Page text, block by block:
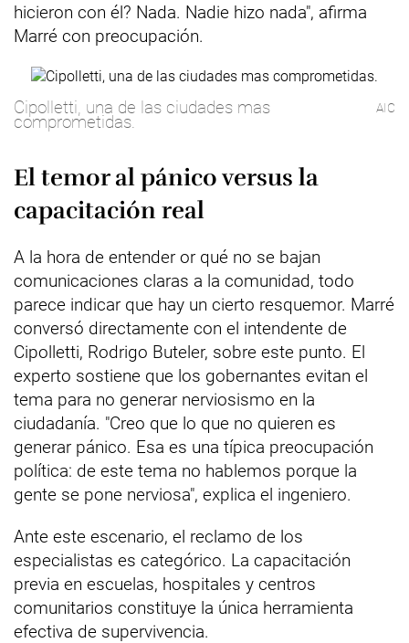
hicieron con él? Nada. Nadie hizo nada", afirma
Marré con preocupación.
Cipolletti, una de las ciudades mas
comprometidas.
AIC
El temor al pánico versus la
capacitación real
A la hora de entender or qué no se bajan
comunicaciones claras a la comunidad, todo
parece indicar que hay un cierto resquemor. Marré
conversó directamente con el intendente de
Cipolletti, Rodrigo Buteler, sobre este punto. El
experto sostiene que los gobernantes evitan el
tema para no generar nerviosismo en la
ciudadanía. "Creo que lo que no quieren es
generar pánico. Esa es una típica preocupación
política: de este tema no hablemos porque la
gente se pone nerviosa", explica el ingeniero.
Ante este escenario, el reclamo de los
especialistas es categórico. La capacitación
previa en escuelas, hospitales y centros
comunitarios constituye la única herramienta
efectiva de supervivencia.